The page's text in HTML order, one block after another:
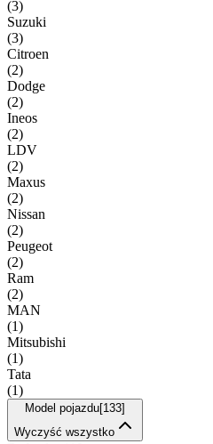
(3)
Suzuki
(3)
Citroen
(2)
Dodge
(2)
Ineos
(2)
LDV
(2)
Maxus
(2)
Nissan
(2)
Peugeot
(2)
Ram
(2)
MAN
(1)
Mitsubishi
(1)
Tata
(1)
Model pojazdu[133]
Wyczyść wszystko